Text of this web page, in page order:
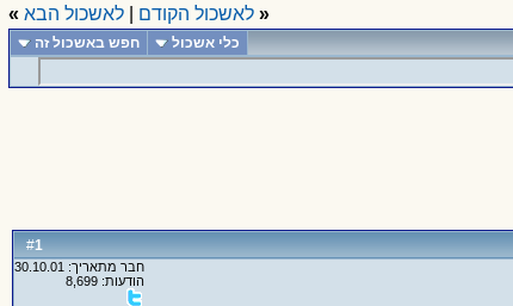
« לאשכול הקודם לאשכול הבא »
כלי אשכול חפש באשכול זה
#
1
חבר מתאריך: 30.10.01
הודעות: 8,699